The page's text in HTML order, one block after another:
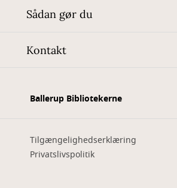
Sådan gør du
Kontakt
Ballerup Bibliotekerne
Tilgængelighedserklæring
Privatslivspolitik